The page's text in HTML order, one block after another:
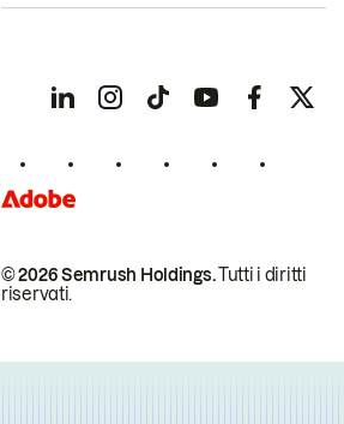
© 2026 Semrush Holdings.Tutti i diritti
riservati.